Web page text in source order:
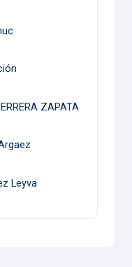
ZAPATA
Leyva